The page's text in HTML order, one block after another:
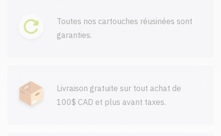
Toutes nos cartouches réusinées sont
garanties.
Livraison gratuite sur tout achat de
100$ CAD et plus avant taxes.